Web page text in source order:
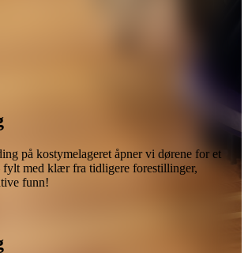
på kostymelageret åpner vi dørene for et
fylt med klær fra tidligere forestillinger,
funn!